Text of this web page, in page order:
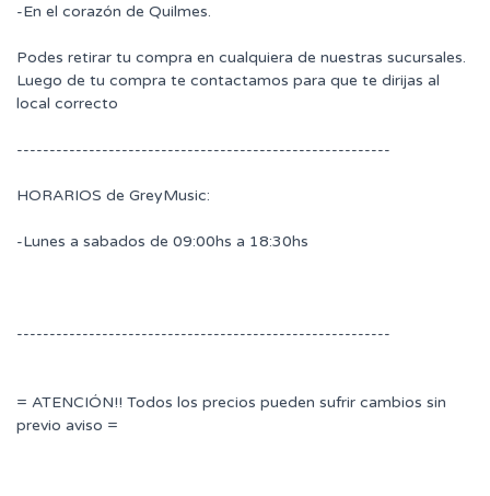
-En el corazón de Quilmes.
Podes retirar tu compra en cualquiera de nuestras sucursales.
Luego de tu compra te contactamos para que te dirijas al
local correcto
---------------------------------------------------------
HORARIOS de GreyMusic:
-Lunes a sabados de 09:00hs a 18:30hs
---------------------------------------------------------
= ATENCIÓN!! Todos los precios pueden sufrir cambios sin
previo aviso =